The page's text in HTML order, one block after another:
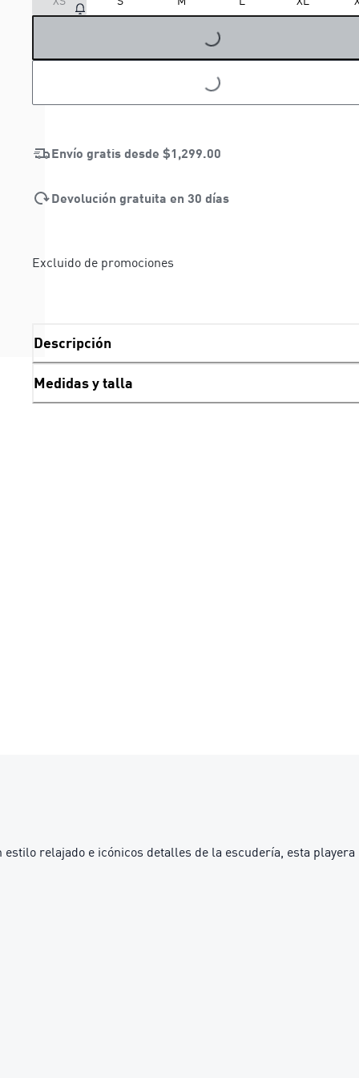
LOADING...
LOADING...
Envío gratis desde $1,299.00
Devolución gratuita en 30 días
Excluido de promociones
Descripción
Medidas y talla
estilo relajado e icónicos detalles de la escudería, esta playera